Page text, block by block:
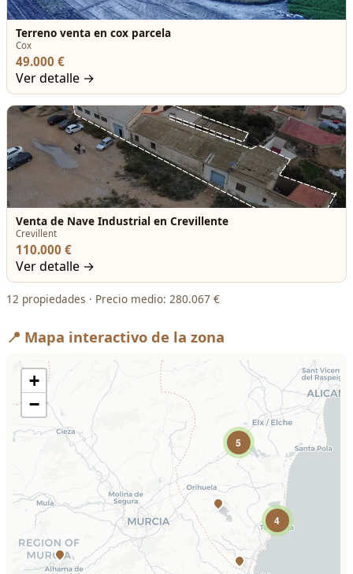
Terreno venta en cox parcela
Cox
49.000 €
Ver detalle →
Venta de Nave Industrial en Crevillente
Crevillent
110.000 €
Ver detalle →
12 propiedades · Precio medio: 280.067 €
📍 Mapa interactivo de la zona